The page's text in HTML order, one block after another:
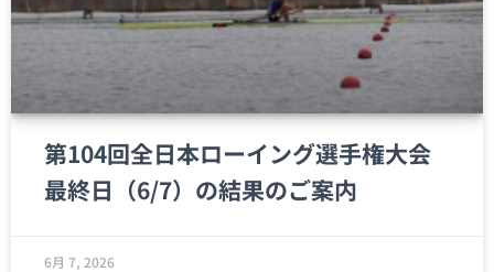
第104回全日本ローイング選手権大会
最終日（6/7）の結果のご案内
6月 7, 2026